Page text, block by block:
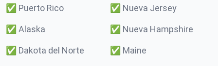
✅ Puerto Rico ✅ Nueva Jersey
✅ Alaska ✅ Nueva Hampshire
✅ Dakota del Norte ✅ Maine